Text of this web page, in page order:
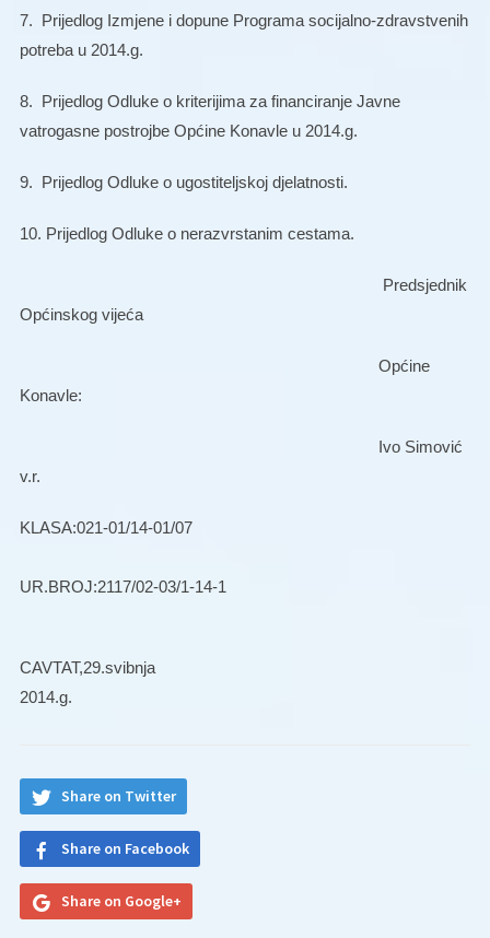
7.
Prijedlog Izmjene i dopune Programa socijalno-zdravstvenih
potreba u 2014.g.
8.
Prijedlog Odluke o kriterijima za financiranje Javne
vatrogasne postrojbe Općine Konavle u 2014.g.
9. Prijedlog Odluke o ugostiteljskoj djelatnosti.
10. Prijedlog Odluke o nerazvrstanim cestama.
Predsjednik
Općinskog vijeća
Općine
Konavle:
Ivo Simović
v.r.
KLASA:021-01/14-01/07
UR.BROJ:2117/02-03/1-14-1
CAVTAT,29.svibnja
2014.g.
Share on Twitter
Share on Facebook
Share on Google+